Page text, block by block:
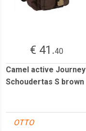
€ 41.40
Camel active Journey
Schoudertas S brown
OTTO